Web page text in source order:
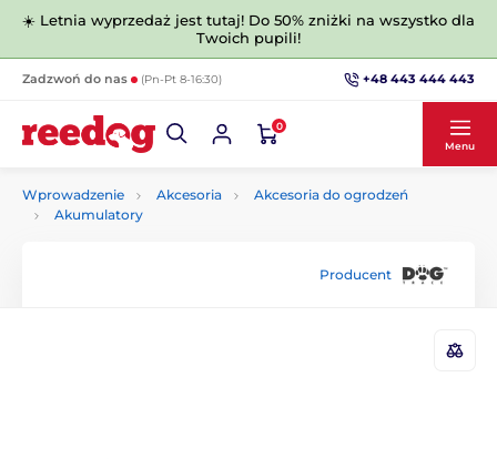
☀️ Letnia wyprzedaż jest tutaj! Do 50% zniżki na wszystko dla
Twoich pupili!
Zadzwoń do nas (Pn-Pt 8-16:30) +48 443 444 443
0
Menu
Wprowadzenie Akcesoria
Akcesoria do ogrodzeń
Akumulatory
Producent